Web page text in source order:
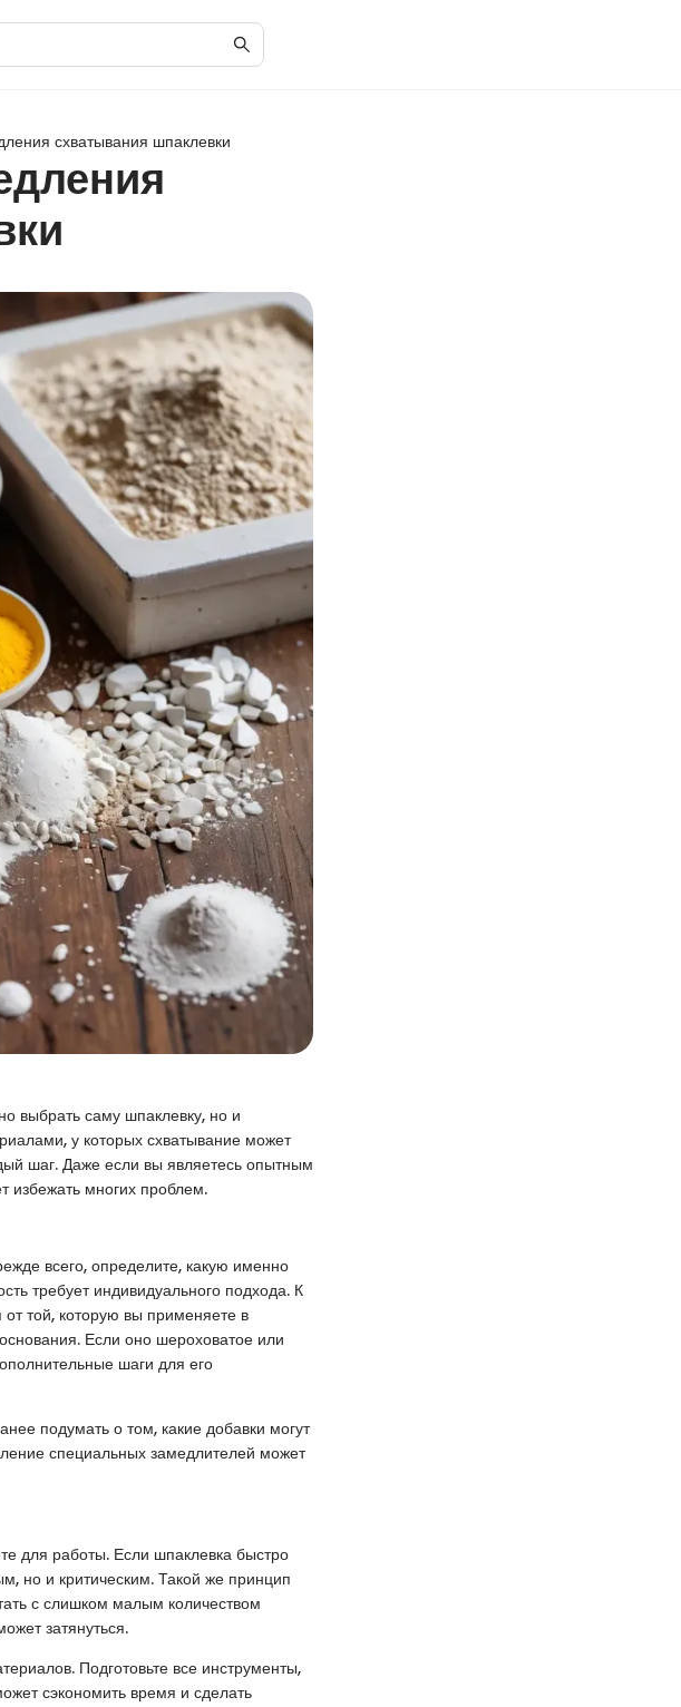
схватывания шпаклевки
выбрать саму шпаклевку, но и
у которых схватывание может
шаг. Даже если вы являетесь опытным
избежать многих проблем.
всего, определите, какую именно
требует индивидуального подхода. К
той, которую вы применяете в
Если оно шероховатое или
шаги для его
подумать о том, какие добавки могут
специальных замедлителей может
для работы. Если шпаклевка быстро
но и критическим. Такой же принцип
с слишком малым количеством
затянуться.
Подготовьте все инструменты,
сэкономить время и сделать